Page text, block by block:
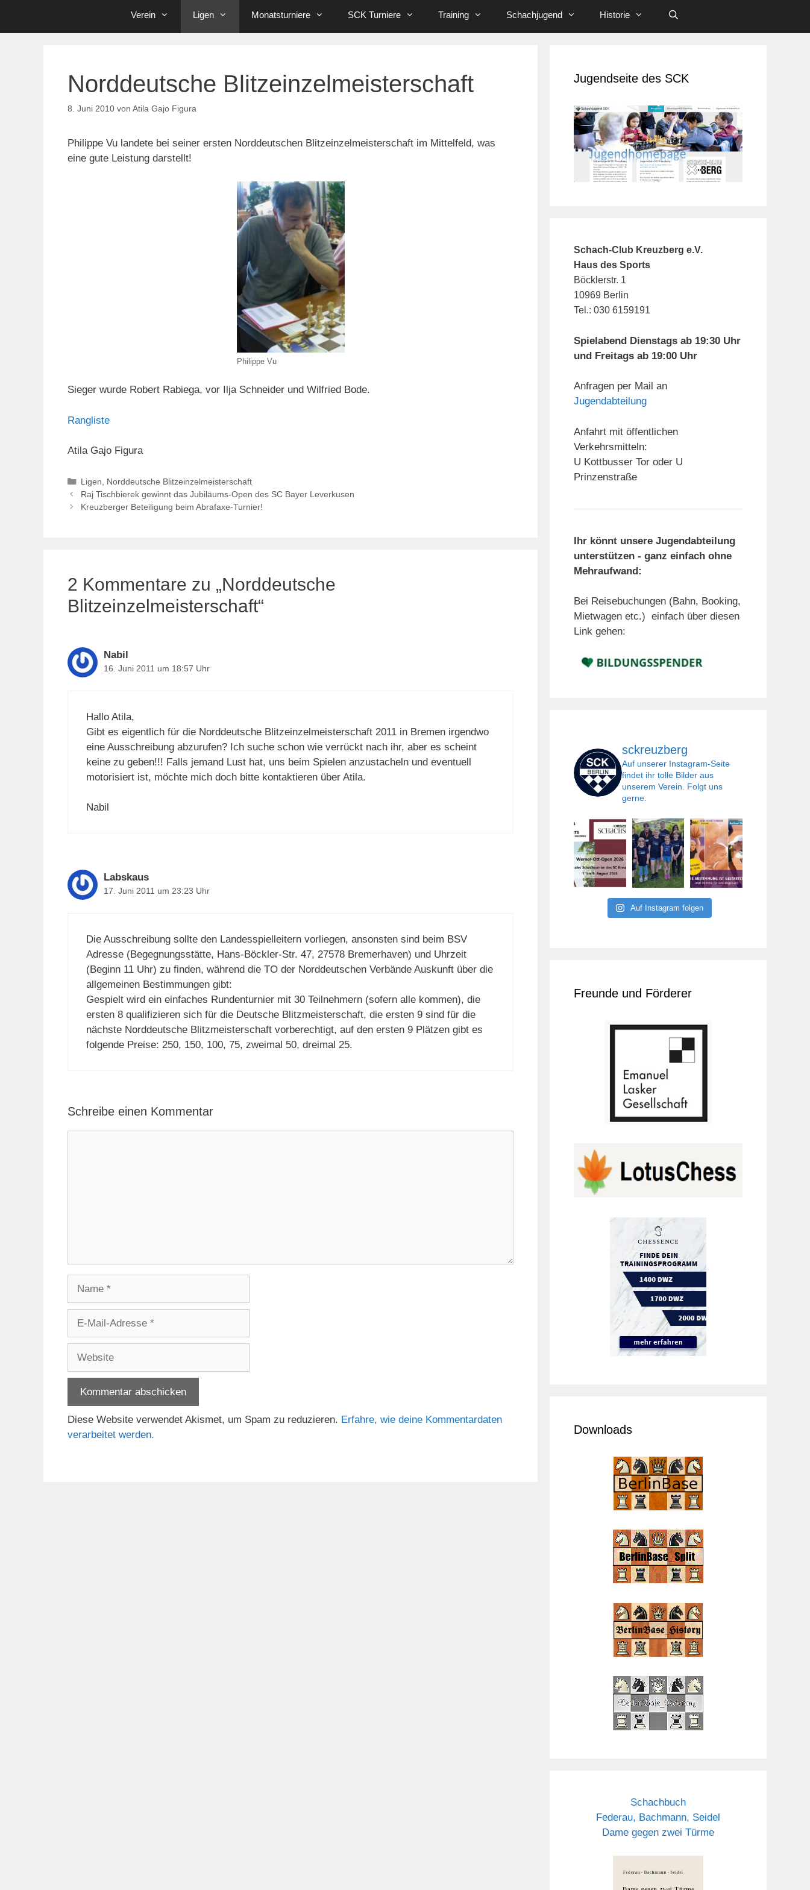
Verein Ligen Monatsturniere SCK Turniere Training Schachjugend Historie
Norddeutsche Blitzeinzelmeisterschaft
8. Juni 2010 von Atila Gajo Figura
Philippe Vu landete bei seiner ersten Norddeutschen Blitzeinzelmeisterschaft im Mittelfeld, was
eine gute Leistung darstellt!
Philippe Vu
Sieger wurde Robert Rabiega, vor Ilja Schneider und Wilfried Bode.
Rangliste
Atila Gajo Figura
Kategorien
Ligen
Norddeutsche Blitzeinzelmeisterschaft
Raj Tischbierek gewinnt das Jubiläums-Open des SC Bayer Leverkusen
Kreuzberger Beteiligung beim Abrafaxe-Turnier!
2 Kommentare zu „Norddeutsche
Blitzeinzelmeisterschaft“
Nabil
16. Juni 2011 um 18:57 Uhr
Hallo Atila,
Gibt es eigentlich für die Norddeutsche Blitzeinzelmeisterschaft 2011 in Bremen irgendwo
eine Ausschreibung abzurufen? Ich suche schon wie verrückt nach ihr, aber es scheint
keine zu geben!!! Falls jemand Lust hat, uns beim Spielen anzustacheln und eventuell
motorisiert ist, möchte mich doch bitte kontaktieren über Atila.
Nabil
Labskaus
17. Juni 2011 um 23:23 Uhr
Die Ausschreibung sollte den Landesspielleitern vorliegen, ansonsten sind beim BSV
Adresse (Begegnungsstätte, Hans-Böckler-Str. 47, 27578 Bremerhaven) und Uhrzeit
(Beginn 11 Uhr) zu finden, während die TO der Norddeutschen Verbände Auskunft über die
allgemeinen Bestimmungen gibt:
Gespielt wird ein einfaches Rundenturnier mit 30 Teilnehmern (sofern alle kommen), die
ersten 8 qualifizieren sich für die Deutsche Blitzmeisterschaft, die ersten 9 sind für die
nächste Norddeutsche Blitzmeisterschaft vorberechtigt, auf den ersten 9 Plätzen gibt es
folgende Preise: 250, 150, 100, 75, zweimal 50, dreimal 25.
Schreibe einen Kommentar
Adresse
Diese Website verwendet Akismet, um Spam zu reduzieren. Erfahre, wie deine Kommentardaten
verarbeitet werden.
Jugendseite des SCK
Schach-Club Kreuzberg e.V.
Haus des Sports
Böcklerstr. 1
10969 Berlin
Tel.: 030 6159191
Spielabend Dienstags ab 19:30 Uhr
und Freitags ab 19:00 Uhr
Anfragen per Mail an
Jugendabteilung
Anfahrt mit öffentlichen
Verkehrsmitteln:
U Kottbusser Tor oder U
Prinzenstraße
Ihr könnt unsere Jugendabteilung
unterstützen - ganz einfach ohne
Mehraufwand:
Bei Reisebuchungen (Bahn, Booking,
Mietwagen etc.) einfach über diesen
Link gehen:
sckreuzberg
Auf unserer Instagram-Seite
findet ihr tolle Bilder aus
unserem Verein. Folgt uns
gerne.
Auf Instagram folgen
Freunde und Förderer
Downloads
Schachbuch
Federau, Bachmann, Seidel
Dame gegen zwei Türme